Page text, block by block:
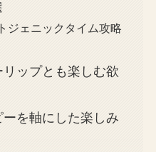
ジェニックタイム攻略
ップとも楽しむ欲
を軸にした楽しみ